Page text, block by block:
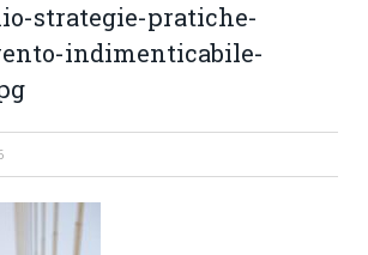
strategie-pratiche-
indimenticabile-